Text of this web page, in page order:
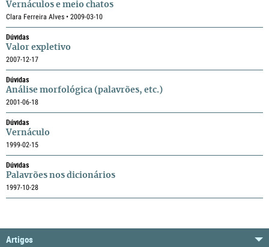
Vernáculos e meio chatos
Clara Ferreira Alves • 2009-03-10
Dúvidas
Valor expletivo
2007-12-17
Dúvidas
Análise morfológica (palavrões, etc.)
2001-06-18
Dúvidas
Vernáculo
1999-02-15
Dúvidas
Palavrões nos dicionários
1997-10-28
Artigos